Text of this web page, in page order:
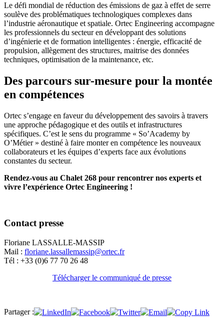
Le défi mondial de réduction des émissions de gaz à effet de serre
soulève des problématiques technologiques complexes dans
l’industrie aéronautique et spatiale. Ortec Engineering accompagne
les professionnels du secteur en développant des solutions
d’ingénierie et de formation intelligentes : énergie, efficacité de
propulsion, allègement des structures, maitrise des données
techniques, optimisation de la maintenance, etc.
Des parcours sur-mesure pour la montée
en compétences
Ortec s’engage en faveur du développement des savoirs à travers
une approche pédagogique et des outils et infrastructures
spécifiques. C’est le sens du programme « So’Academy by
O’Métier » destiné à faire monter en compétence les nouveaux
collaborateurs et les équipes d’experts face aux évolutions
constantes du secteur.
Rendez-vous au Chalet 268 pour rencontrer nos experts et
vivre l’expérience Ortec Engineering !
Contact presse
Floriane LASSALLE-MASSIP
Mail : floriane.lassallemassip@ortec.fr
Tél : +33 (0)6 77 70 26 48
Télécharger le communiqué de presse
Partager :